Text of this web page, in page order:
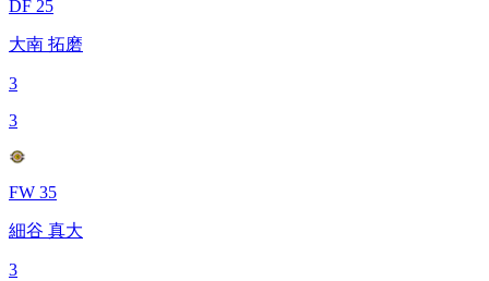
DF 25
大南 拓磨
3
3
FW 35
細谷 真大
3